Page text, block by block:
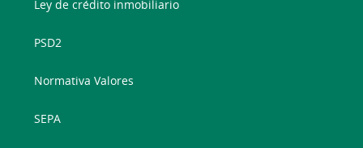
Ley de crédito inmobiliario
PSD2
Normativa Valores
SEPA